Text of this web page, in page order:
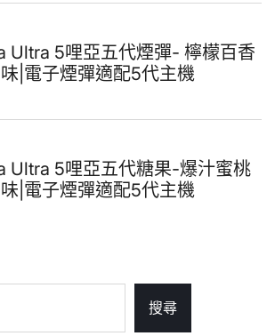
Ultra 5哩亞五代煙彈- 檸檬百香
|電子煙彈適配5代主機
Ultra 5哩亞五代糖果-爆汁蜜桃
|電子煙彈適配5代主機
搜尋